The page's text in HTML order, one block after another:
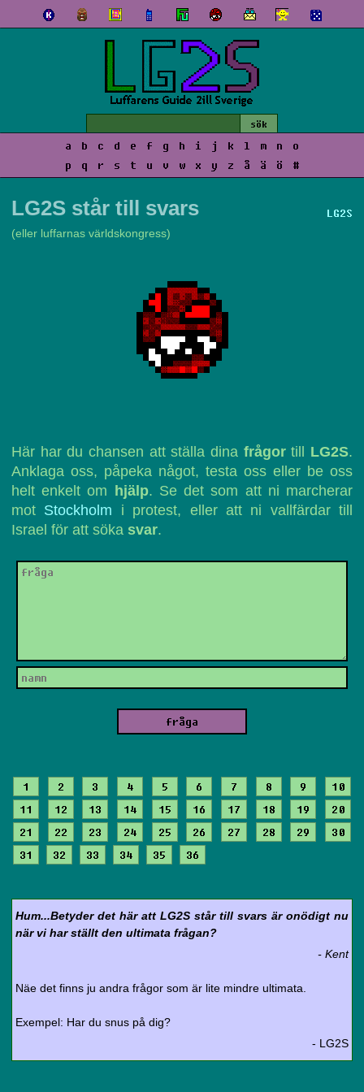
a b c d e f g h i j k l m n
o
p
q r s t u v w x y z å ä ö #
LG2S
LG2S står till svars
(eller luffarnas världskongress)
Här har du chansen att ställa dina frågortill LG2S.
Anklaga oss, påpeka något, testa oss eller be oss
helt enkelt om
hjälp. Se det som att ni marcherar
mot Stockholm i protest, eller att ni vallfärdar till
Israel för att söka svar.
1 2 3 4 5 6 7 8 9
10
11
12 13 14 15 16 17 18 19
20
21
22 23 24 25 26 27 28 29
30
31
32 33 34 35 36
Hum...Betyder det här att LG2S står till svars är onödigt nu
när vi har ställt den ultimata frågan?
- Kent
Näe det finns ju andra frågor som är lite mindre ultimata.
Exempel: Har du snus på dig?
- LG2S